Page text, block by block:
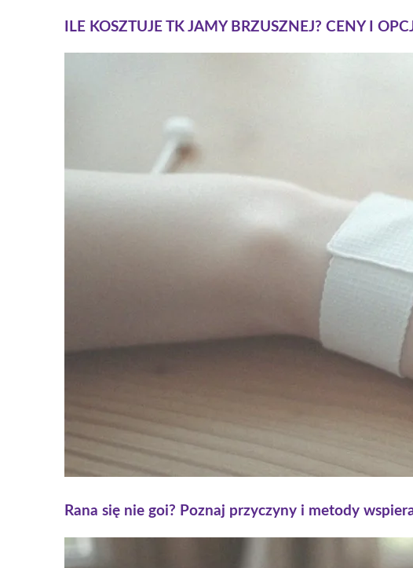
ILE KOSZTUJE TK JAMY BRZUSZNEJ? CENY I
Rana się nie goi? Poznaj przyczyny i metody